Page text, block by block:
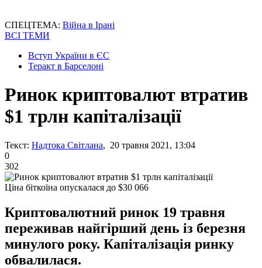
СПЕЦТЕМА: Війна в Ірані
ВСІ ТЕМИ
Вступ України в ЄС
Теракт в Барселоні
Ринок криптовалют втратив
$1 трлн капіталізації
Текст: Надтока Світлана, 20 травня 2021, 13:04
0
302
Ціна біткоїна опускалася до $30 066
Криптовалютний ринок 19 травня
переживав найгірший день із березня
минулого року. Капіталізація ринку
обвалилася.